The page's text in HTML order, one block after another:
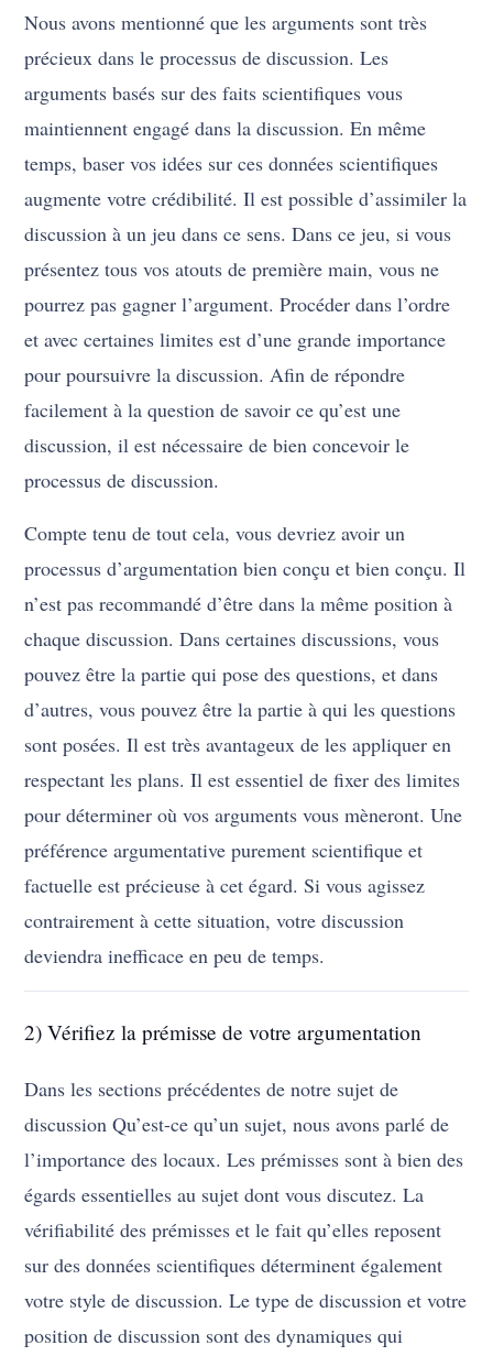
Nous avons mentionné que les arguments sont très
précieux dans le processus de discussion. Les
arguments basés sur des faits scientifiques vous
maintiennent engagé dans la discussion. En même
temps, baser vos idées sur ces données scientifiques
augmente votre crédibilité. Il est possible d’assimiler la
discussion à un jeu dans ce sens. Dans ce jeu, si vous
présentez tous vos atouts de première main, vous ne
pourrez pas gagner l’argument. Procéder dans l’ordre
et avec certaines limites est d’une grande importance
pour poursuivre la discussion. Afin de répondre
facilement à la question de savoir ce qu’est une
discussion, il est nécessaire de bien concevoir le
processus de discussion.
Compte tenu de tout cela, vous devriez avoir un
processus d’argumentation bien conçu et bien conçu. Il
n’est pas recommandé d’être dans la même position à
chaque discussion. Dans certaines discussions, vous
pouvez être la partie qui pose des questions, et dans
d’autres, vous pouvez être la partie à qui les questions
sont posées. Il est très avantageux de les appliquer en
respectant les plans. Il est essentiel de fixer des limites
pour déterminer où vos arguments vous mèneront. Une
préférence argumentative purement scientifique et
factuelle est précieuse à cet égard. Si vous agissez
contrairement à cette situation, votre discussion
deviendra inefficace en peu de temps.
2) Vérifiez la prémisse de votre argumentation
Dans les sections précédentes de notre sujet de
discussion Qu’est-ce qu’un sujet, nous avons parlé de
l’importance des locaux. Les prémisses sont à bien des
égards essentielles au sujet dont vous discutez. La
vérifiabilité des prémisses et le fait qu’elles reposent
sur des données scientifiques déterminent également
votre style de discussion. Le type de discussion et votre
position de discussion sont des dynamiques qui